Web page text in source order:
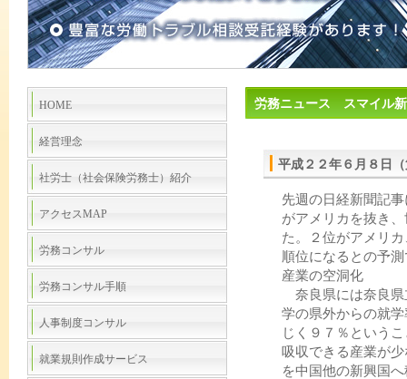
労務ニュース スマイル
平成２２年６月８日
先週の日経新聞記
がアメリカを抜き
た。２位がアメリ
順位になるとの予
産業の空洞化
奈良県には奈良県
学の県外からの就
じく９７％という
吸収できる産業が
を中国他の新興国
HOME
経営理念
社労士（社会保険労務士）紹介
アクセスMAP
労務コンサル
労務コンサル手順
人事制度コンサル
就業規則作成サービス